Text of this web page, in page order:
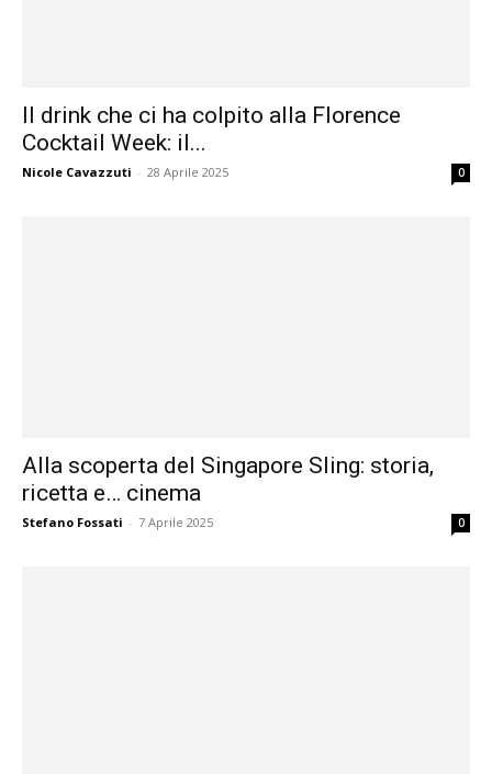
Il drink che ci ha colpito alla Florence
Cocktail Week: il...
Nicole Cavazzuti - 28 Aprile 2025 0
Alla scoperta del Singapore Sling: storia,
ricetta e… cinema
Stefano Fossati - 7 Aprile 2025 0